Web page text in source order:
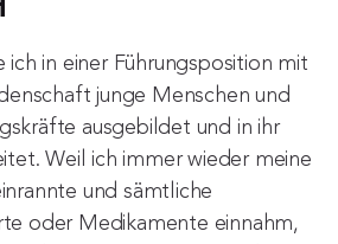
ich in einer Führungsposition mit
junge Menschen und
ausgebildet und in ihr
Weil ich immer wieder meine
und sämtliche
oder Medikamente einnahm,